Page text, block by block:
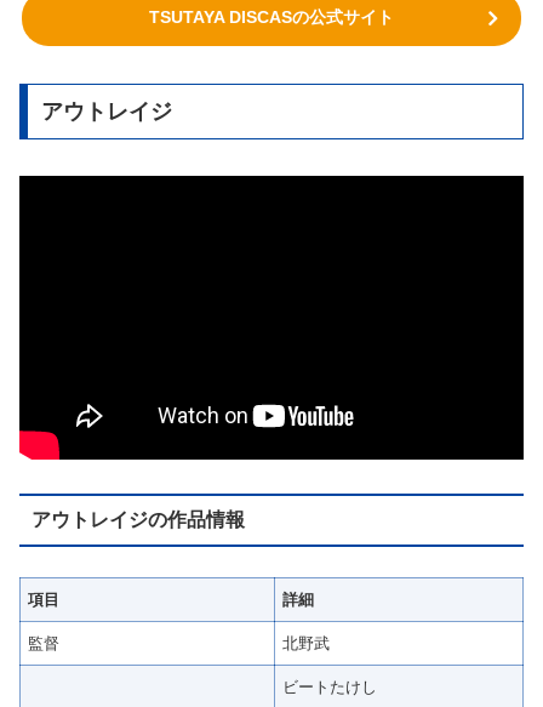
TSUTAYA DISCASの公式サイト
アウトレイジ
アウトレイジの作品情報
項目 詳細
監督 北野武
ビートたけし